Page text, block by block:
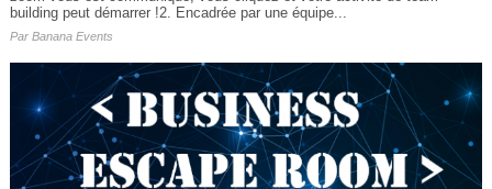
building peut démarrer !2. Encadrée par une équipe...
Par Banana Events